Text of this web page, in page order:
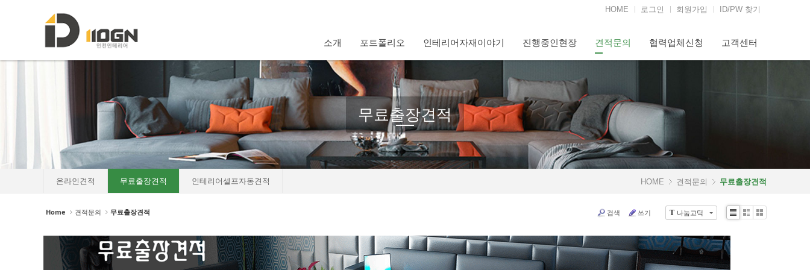
HOME
로그인 회원가입 ID/PW 찾기
소개 포트폴리오 인테리어자재이야기 진행중인현장 견적문의 협력업체신청 고객센터
무료출장견적
온라인견적 무료출장견적 인테리어셀프자동견적 HOME 견적문의 무료출장견적
Home 견적문의 무료출장견적 T 나눔고딕
검색 쓰기
Li
Zi
G
회원가입
소개
인테리어자재이야기
견적문의
- 무료출장견적
- 인테리어셀프자동견적
협력업체신청
Sketchbook5, 스케치북5
Sketchbook5, 스케치북5
Sketchbook5, 스케치북5
Sketchbook5, 스케치북5